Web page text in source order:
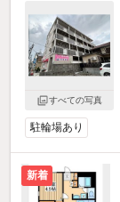
すべての写真
駐輪場あり
新着